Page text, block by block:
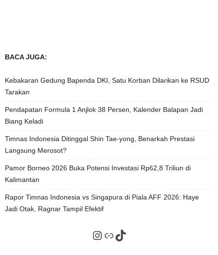
BACA JUGA:
Kebakaran Gedung Bapenda DKI, Satu Korban Dilarikan ke RSUD
Tarakan
Pendapatan Formula 1 Anjlok 38 Persen, Kalender Balapan Jadi
Biang Keladi
Timnas Indonesia Ditinggal Shin Tae-yong, Benarkah Prestasi
Langsung Merosot?
Pamor Borneo 2026 Buka Potensi Investasi Rp62,8 Triliun di
Kalimantan
Rapor Timnas Indonesia vs Singapura di Piala AFF 2026: Haye
Jadi Otak, Ragnar Tampil Efektif
Instagram
Tautan
TikTok